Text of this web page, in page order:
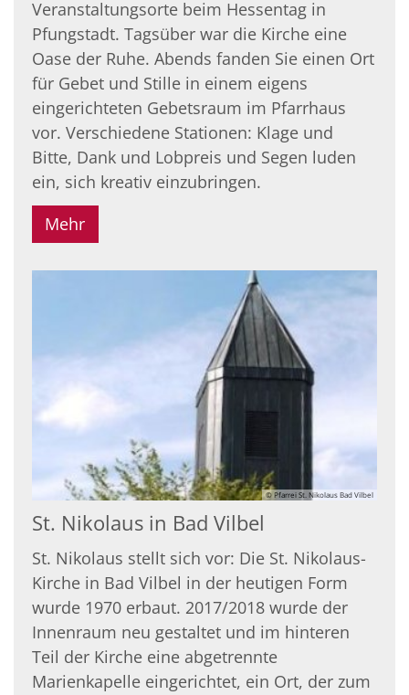
Veranstaltungsorte beim Hessentag in
Pfungstadt. Tagsüber war die Kirche eine
Oase der Ruhe. Abends fanden Sie einen Ort
für Gebet und Stille in einem eigens
eingerichteten Gebetsraum im Pfarrhaus
vor. Verschiedene Stationen: Klage und
Bitte, Dank und Lobpreis und Segen luden
ein, sich kreativ einzubringen.
Mehr
© Pfarrei St. Nikolaus Bad Vilbel
St. Nikolaus in Bad Vilbel
St. Nikolaus stellt sich vor: Die St. Nikolaus-
Kirche in Bad Vilbel in der heutigen Form
wurde 1970 erbaut. 2017/2018 wurde der
Innenraum neu gestaltet und im hinteren
Teil der Kirche eine abgetrennte
Marienkapelle eingerichtet, ein Ort, der zum